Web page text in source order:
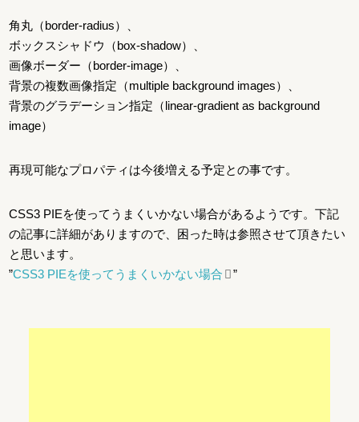
角丸（border-radius）、
ボックスシャドウ（box-shadow）、
画像ボーダー（border-image）、
背景の複数画像指定（multiple background images）、
背景のグラデーション指定（linear-gradient as background
image）
再現可能なプロパティは今後増える予定との事です。
CSS3 PIEを使ってうまくいかない場合があるようです。下記
の記事に詳細がありますので、困った時は参照させて頂きたい
と思います。
”CSS3 PIEを使ってうまくいかない場合 ”